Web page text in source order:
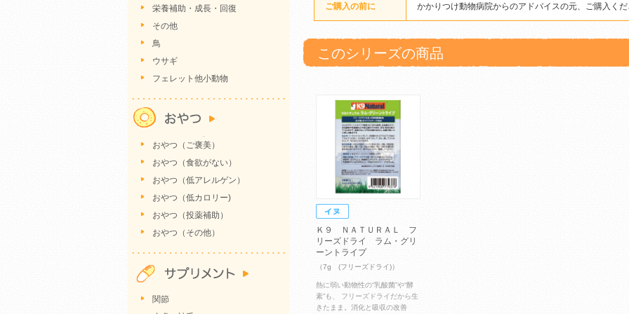
ご購入の前に かかりつけ動物病院からのアドバイスの元、ご購入く
このシリーズの商品
Ｋ９ ＮＡＴＵＲＡＬ フ
リーズドライ ラム・グリ
ーントライプ
（7g (フリーズドライ)）
熱に弱い動物性の“乳酸菌”や“酵
素”も、 フリーズドライだから生
きたまま。消化と吸収の改善
栄養補助・成長・回復
その他
鳥
ウサギ
フェレット他小動物
おやつ（ご褒美）
おやつ（食欲がない）
おやつ（低アレルゲン）
おやつ（低カロリー)
おやつ（投薬補助）
おやつ（その他）
関節